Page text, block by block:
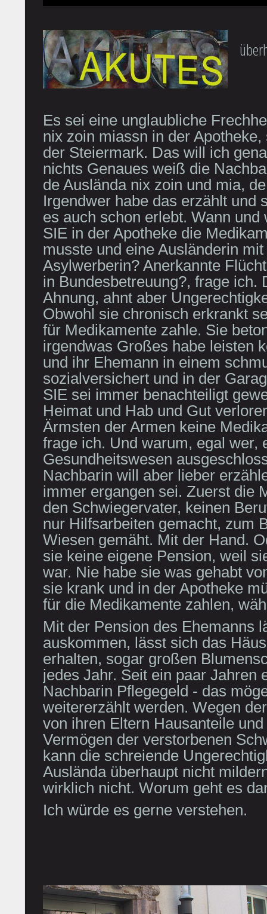
Es sei eine unglaubliche
nix zoin miassn in der
der Steiermark. Das will ich
nichts Genaues weiß die
de Auslända nix zoin und mia,
Irgendwer habe das erzählt und
es auch schon erlebt. Wann
SIE in der Apotheke die
musste und eine Ausländerin
Asylwerberin? Anerkannte
in Bundesbetreuung?, frage ich.
Ahnung, ahnt aber
Obwohl sie chronisch erkrankt
für Medikamente zahle. Sie
irgendwas Großes habe leisten
und ihr Ehemann in einem
sozialversichert und in der
SIE sei immer benachteiligt
Heimat und Hab und Gut
Ärmsten der Armen keine
frage ich. Und warum, egal wer,
Gesundheitswesen
Nachbarin will aber lieber
immer ergangen sei. Zuerst die
den Schwiegervater, keinen
nur Hilfsarbeiten gemacht, zum
Wiesen gemäht. Mit der Hand.
sie keine eigene Pension, weil
war. Nie habe sie was gehabt
sie krank und in der Apotheke
für die Medikamente zahlen,
Mit der Pension des Ehemanns
auskommen, lässt sich das
erhalten, sogar großen
jedes Jahr. Seit ein paar Jahren
Nachbarin Pflegegeld - das
weitererzählt werden. Wegen
von ihren Eltern Hausanteile
Vermögen der verstorbenen
kann die schreiende
Auslända überhaupt nicht
wirklich nicht. Worum geht es
Ich würde es gerne verstehen.